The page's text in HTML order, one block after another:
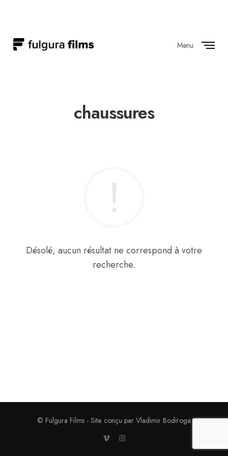
Menu
chaussures
Désolé, aucun résultat ne correspond à votre
recherche.
© Fulgura Films - Site conçu par Vladimir Bodiroga